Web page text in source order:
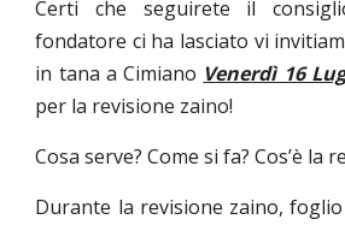
Certi che seguirete il
fondatore ci ha lasciato vi
in tana a Cimiano Venerdì 16
per la revisione zaino!
Cosa serve? Come si fa? Cos’è la
Durante la revisione zaino,